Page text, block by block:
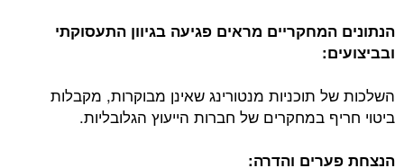
הנתונים המחקריים מראים פגיעה בגיוון התעסוקתי
ובביצועים:
השלכות של תוכניות מנטורינג שאינן מבוקרות, מקבלות
ביטוי חריף במחקרים של חברות הייעוץ הגלובליות.
הנצחת פערים והדרה: